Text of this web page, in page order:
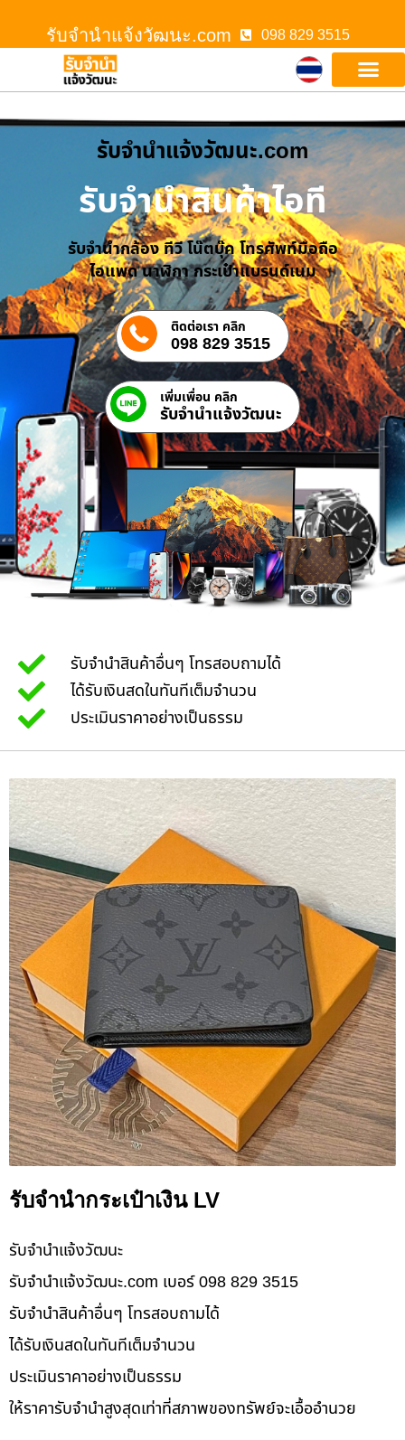
รับจํานําแจ้งวัฒนะ.com 098 829 3515
รับจํานําแจ้งวัฒนะ.com
รับจำนำสินค้าไอที
รับจำนำกล้อง ทีวี โน๊ตบุ๊ค โทรศัพท์มือถือ
ไอแพด นาฬิกา กระเป๋าแบรนด์เนม
ติดต่อเรา คลิก
098 829 3515
เพิ่มเพื่อน คลิก
รับจํานําแจ้งวัฒนะ
รับจำนำสินค้าอื่นๆ โทรสอบถามได้
ได้รับเงินสดในทันทีเต็มจำนวน
ประเมินราคาอย่างเป็นธรรม
รับจำนำกระเป๋าเงิน LV
รับจํานําแจ้งวัฒนะ
รับจํานําแจ้งวัฒนะ.com เบอร์ 098 829 3515
รับจำนำสินค้าอื่นๆ โทรสอบถามได้
ได้รับเงินสดในทันทีเต็มจำนวน
ประเมินราคาอย่างเป็นธรรม
ให้ราคารับจำนำสูงสุดเท่าที่สภาพของทรัพย์จะเอื้ออำนวย